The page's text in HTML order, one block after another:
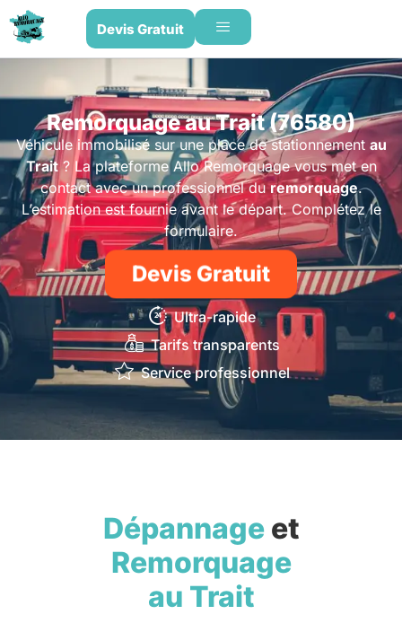
Devis Gratuit
Remorquage au Trait (76580)
Véhicule immobilisé sur une place de stationnement au
Trait? La plateforme Allo Remorquage vous met en
contact avec un professionnel duremorquage.
L’estimation est fournie avant le départ. Complétez le
formulaire.
Devis Gratuit
Ultra-rapide
Tarifs transparents
Service professionnel
Dépannageet
Remorquage
au Trait